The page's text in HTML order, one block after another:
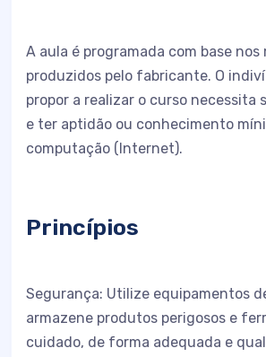
A aula é programada com base nos
produzidos pelo fabricante. O
propor a realizar o curso necessita
e ter aptidão ou conhecimento
computação (Internet).
Princípios
Segurança: Utilize equipamentos
armazene produtos perigosos e
cuidado, de forma adequada e